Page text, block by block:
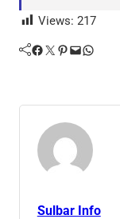
Views: 217
Facebook Twitter Pinterest Mail WhatsApp
Sulbar Info